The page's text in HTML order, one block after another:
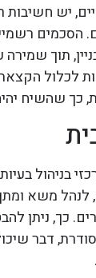
יש חשיבות
הסכמים
תוך שמירה
לכלול
כך שהשיח
בניהול בעיות
לנהל משא ומתן
כך, ניתן
דבר